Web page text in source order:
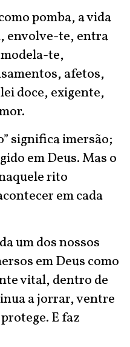
pomba, a vida
envolve-te, entra
te,
afetos,
doce, exigente,
significa imersão;
em Deus. Mas o
rito
em cada
um dos nossos
em Deus como
vital, dentro de
a jorrar, ventre
E faz